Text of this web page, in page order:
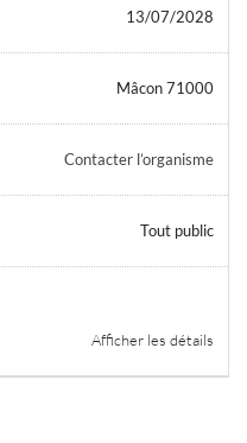
13/07/2028
Mâcon 71000
Contacter l’organisme
Tout public
Afficher les détails